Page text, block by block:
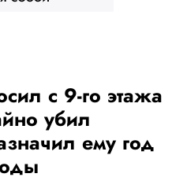
с 9-го этажа
убил
ему год